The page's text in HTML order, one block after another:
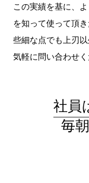
この実績を基に、
を知って使って頂
些細な点でも上刃
気軽に問い合わせく
社員
毎